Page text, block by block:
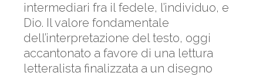
intermediari fra il fedele, l’individuo, e
Dio. Il valore fondamentale
dell’interpretazione del testo, oggi
accantonato a favore di una lettura
letteralista finalizzata a un disegno